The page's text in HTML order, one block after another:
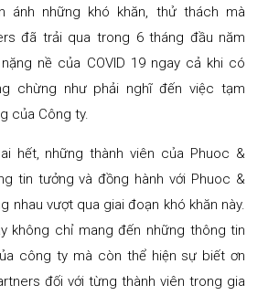
ánh những khó khăn, thử thách mà
đã trải qua trong 6 tháng đầu năm
nề của COVID 19 ngay cả khi có
chừng như phải nghĩ đến việc tạm
của Công ty.
hết, những thành viên của Phuoc &
tin tưởng và đồng hành với Phuoc &
nhau vượt qua giai đoạn khó khăn này.
không chỉ mang đến những thông tin
công ty mà còn thể hiện sự biết ơn
đối với từng thành viên trong gia